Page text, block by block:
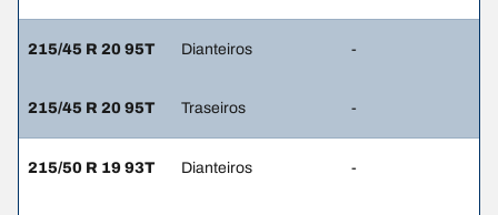
215/45 R 20 95T Dianteiros -
215/45 R 20 95T Traseiros -
215/50 R 19 93T Dianteiros -